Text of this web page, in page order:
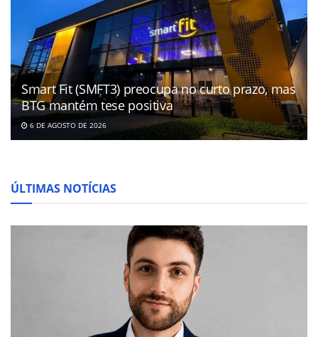
Smart Fit (SMFT3) preocupa no curto prazo, mas
BTG mantém tese positiva
6 DE AGOSTO DE 2026
ÚLTIMAS NOTÍCIAS